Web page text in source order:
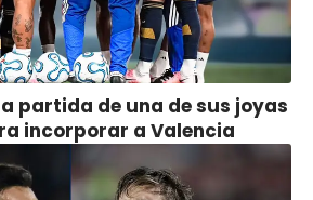
partida de una de sus joyas
incorporar a Valencia